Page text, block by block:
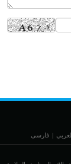
| فارسی